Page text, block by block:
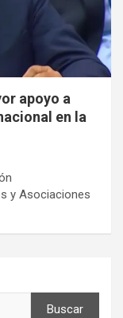
apoyo a
en la
y Asociaciones
Buscar